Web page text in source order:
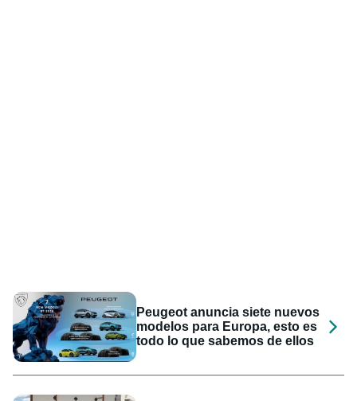
Peugeot anuncia siete nuevos
modelos para Europa, esto es
todo lo que sabemos de ellos